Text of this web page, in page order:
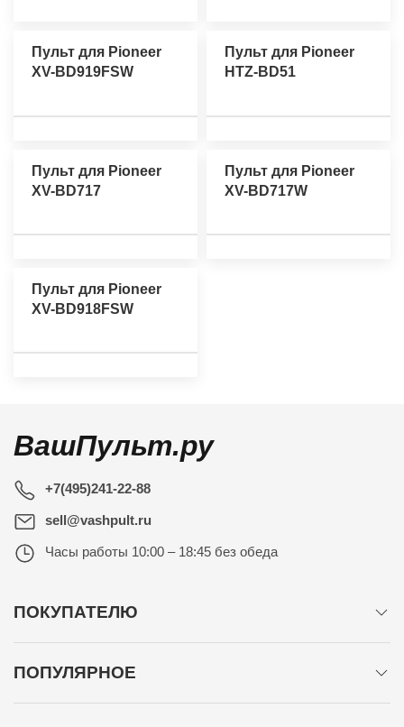
Пульт для Pioneer
XV-BD919FSW
Пульт для Pioneer
HTZ-BD51
Пульт для Pioneer
XV-BD717
Пульт для Pioneer
XV-BD717W
Пульт для Pioneer
XV-BD918FSW
ВашПульт.ру
+7(495)241-22-88
sell@vashpult.ru
Часы работы 10:00 – 18:45 без обеда
ПОКУПАТЕЛЮ
ПОПУЛЯРНОЕ